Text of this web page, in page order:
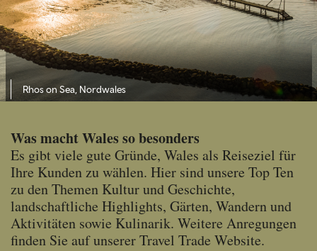
Rhos on Sea, Nordwales
Was macht Wales so besonders
Es gibt viele gute Gründe, Wales als Reiseziel für
Ihre Kunden zu wählen. Hier sind unsere Top Ten
zu den Themen Kultur und Geschichte,
landschaftliche Highlights, Gärten, Wandern und
Aktivitäten sowie Kulinarik. Weitere Anregungen
finden Sie auf unserer Travel Trade Website.